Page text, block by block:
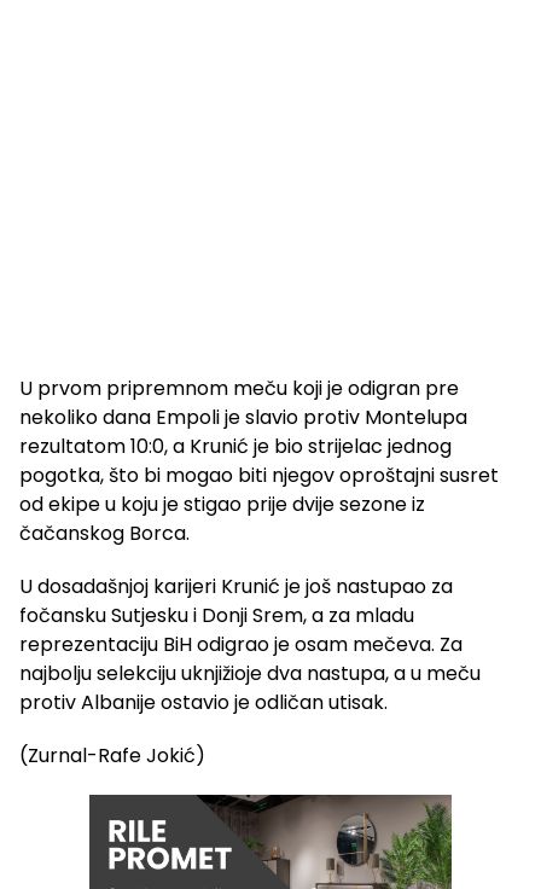
U prvom pripremnom meču koji je odigran pre
nekoliko dana Empoli je slavio protiv Montelupa
rezultatom 10:0, a Krunić je bio strijelac jednog
pogotka, što bi mogao biti njegov oproštajni susret
od ekipe u koju je stigao prije dvije sezone iz
čačanskog Borca.
U dosadašnjoj karijeri Krunić je još nastupao za
fočansku Sutjesku i Donji Srem, a za mladu
reprezentaciju BiH odigrao je osam mečeva. Za
najbolju selekciju uknjižioje dva nastupa, a u meču
protiv Albanije ostavio je odličan utisak.
(Zurnal-Rafe Jokić)